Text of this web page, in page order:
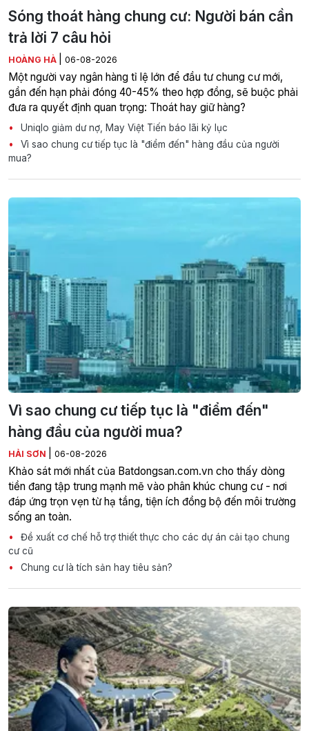
Sóng thoát hàng chung cư: Người bán cần
trả lời 7 câu hỏi
HOÀNG HÀ 06-08-2026
Một người vay ngân hàng tỉ lệ lớn để đầu tư chung cư mới,
gần đến hạn phải đóng 40-45% theo hợp đồng, sẽ buộc phải
đưa ra quyết định quan trọng: Thoát hay giữ hàng?
Uniqlo giảm dư nợ, May Việt Tiến báo lãi kỷ lục
Vì sao chung cư tiếp tục là "điểm đến" hàng đầu của người
mua?
Vì sao chung cư tiếp tục là "điểm đến"
hàng đầu của người mua?
HẢI SƠN 06-08-2026
Khảo sát mới nhất của Batdongsan.com.vn cho thấy dòng
tiền đang tập trung mạnh mẽ vào phân khúc chung cư - nơi
đáp ứng trọn vẹn từ hạ tầng, tiện ích đồng bộ đến môi trường
sống an toàn.
Đề xuất cơ chế hỗ trợ thiết thực cho các dự án cải tạo chung
cư cũ
Chung cư là tích sản hay tiêu sản?